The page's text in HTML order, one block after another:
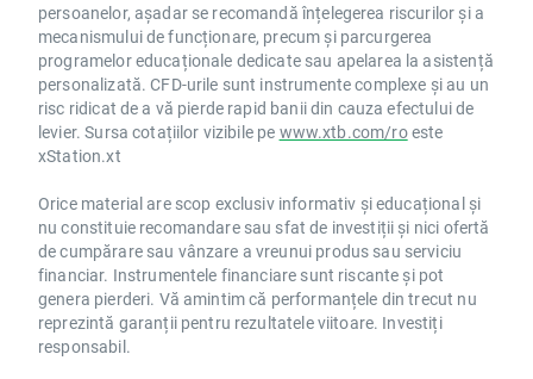
persoanelor, așadar se recomandă înțelegerea riscurilor și a
mecanismului de funcționare, precum și parcurgerea
programelor educaționale dedicate sau apelarea la asistență
personalizată. CFD-urile sunt instrumente complexe și au un
risc ridicat de a vă pierde rapid banii din cauza efectului de
levier. Sursa cotațiilor vizibile pe www.xtb.com/roeste
xStation.xt
Orice material are scop exclusiv informativ și educațional și
nu constituie recomandare sau sfat de investiții și nici ofertă
de cumpărare sau vânzare a vreunui produs sau serviciu
financiar. Instrumentele financiare sunt riscante și pot
genera pierderi. Vă amintim că performanțele din trecut nu
reprezintă garanții pentru rezultatele viitoare. Investiți
responsabil.